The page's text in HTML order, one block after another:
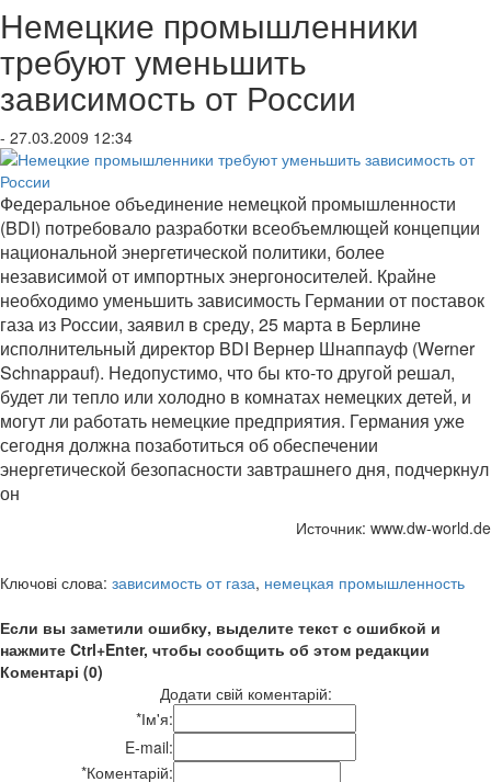
Немецкие промышленники
требуют уменьшить
зависимость от России
- 27.03.2009 12:34
Федеральное объединение немецкой промышленности
(BDI) потребовало разработки всеобъемлющей концепции
национальной энергетической политики, более
независимой от импортных энергоносителей. Крайне
необходимо уменьшить зависимость Германии от поставок
газа из России, заявил в среду, 25 марта в Берлине
исполнительный директор BDI Вернер Шнаппауф (Werner
Schnappauf). Недопустимо, что бы кто-то другой решал,
будет ли тепло или холодно в комнатах немецких детей, и
могут ли работать немецкие предприятия. Германия уже
сегодня должна позаботиться об обеспечении
энергетической безопасности завтрашнего дня, подчеркнул
он
Источник: www.dw-world.de
Ключові слова: зависимость от газа, немецкая промышленность
Если вы заметили ошибку, выделите текст с ошибкой и
нажмите Ctrl+Enter, чтобы сообщить об этом редакции
Коментарі (0)
Додати свій коментарій:
*Ім'я:
E-mail:
*Коментарій: